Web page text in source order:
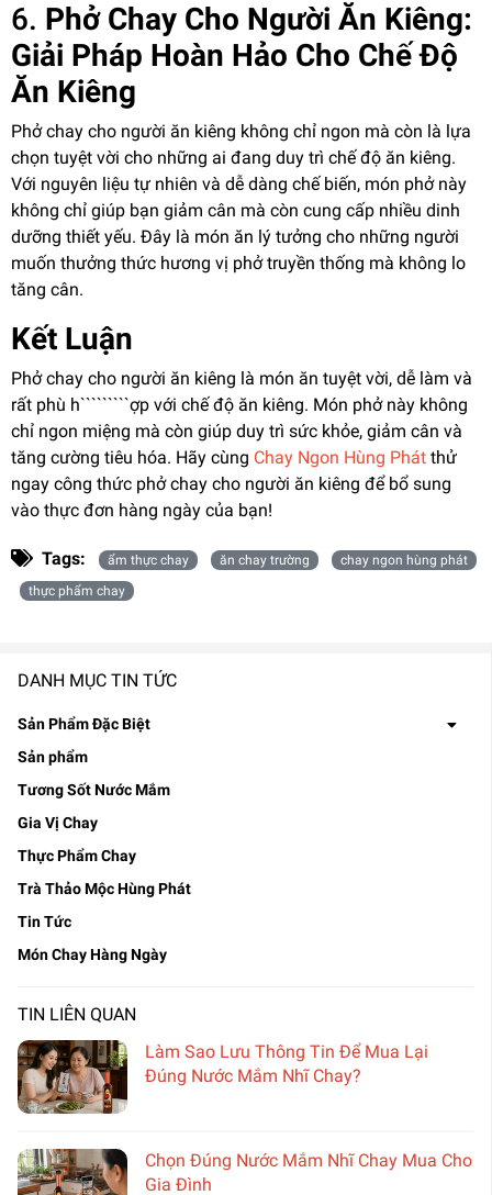
DANH MỤC TIN TỨC
Sản Phẩm Đặc Biệt
Sản phẩm
Tương Sốt Nước Mắm
Gia Vị Chay
Thực Phẩm Chay
Trà Thảo Mộc Hùng Phát
Tin Tức
Món Chay Hàng Ngày
TIN LIÊN QUAN
Làm Sao Lưu Thông Tin Để Mua Lại
Đúng Nước Mắm Nhĩ Chay?
Chọn Đúng Nước Mắm Nhĩ Chay Mua Cho
Gia Đình
6. Phở Chay Cho Người Ăn Kiêng:
Giải Pháp Hoàn Hảo Cho Chế Độ
Ăn Kiêng
Phở chay cho người ăn kiêng không chỉ ngon mà còn là lựa
chọn tuyệt vời cho những ai đang duy trì chế độ ăn kiêng.
Với nguyên liệu tự nhiên và dễ dàng chế biến, món phở này
không chỉ giúp bạn giảm cân mà còn cung cấp nhiều dinh
dưỡng thiết yếu. Đây là món ăn lý tưởng cho những người
muốn thưởng thức hương vị phở truyền thống mà không lo
tăng cân.
Kết Luận
Phở chay cho người ăn kiêng là món ăn tuyệt vời, dễ làm và
rất phù h`````````ợp với chế độ ăn kiêng. Món phở này không
chỉ ngon miệng mà còn giúp duy trì sức khỏe, giảm cân và
tăng cường tiêu hóa. Hãy cùng Chay Ngon Hùng Phát thử
ngay công thức phở chay cho người ăn kiêng để bổ sung
vào thực đơn hàng ngày của bạn!
Tags: ẩm thực chay ăn chay trường
chay ngon hùng phát
thực phẩm chay